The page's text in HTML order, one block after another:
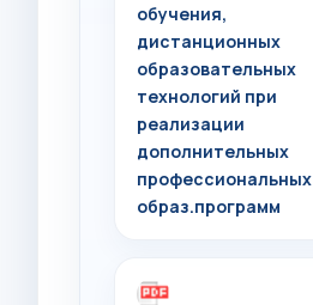
обучения,
дистанционных
образовательных
технологий при
реализации
дополнительных
профессиональных
образ.программ